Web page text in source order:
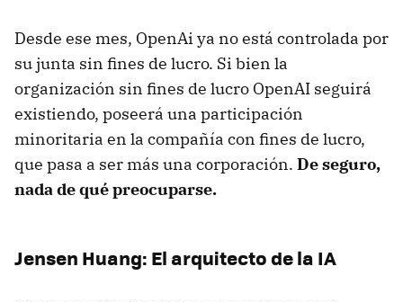
Desde ese mes, OpenAi ya no está controlada por
su junta sin fines de lucro. Si bien la
organización sin fines de lucro OpenAI seguirá
existiendo, poseerá una participación
minoritaria en la compañía con fines de lucro,
que pasa a ser más una corporación. De seguro,
nada de qué preocuparse.
Jensen Huang: El arquitecto de la IA